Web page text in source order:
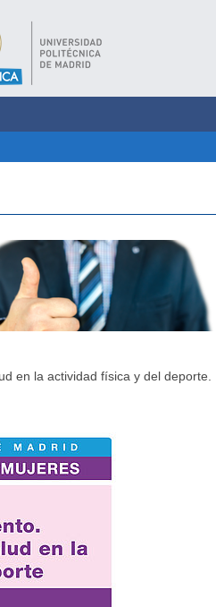
en la actividad física y del deporte.